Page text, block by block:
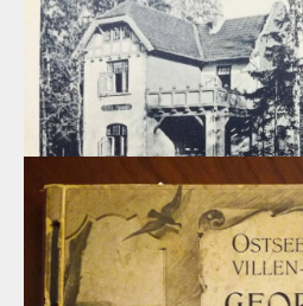
чудесное украшение архитектурного
Отрадное ( бывш.Georgenswalde)
19.03.2020
Вилла «Meeresblick»,
построенных в 1908 году Земельным
«Meeresblick» («Вид на море»).
18.03.2020